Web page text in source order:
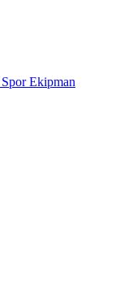
Spor Ekipman